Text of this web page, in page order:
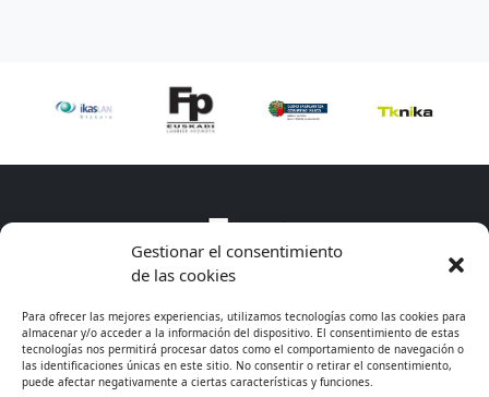
Gestionar el consentimiento
de las cookies
Para ofrecer las mejores experiencias, utilizamos tecnologías como las cookies para
almacenar y/o acceder a la información del dispositivo. El consentimiento de estas
tecnologías nos permitirá procesar datos como el comportamiento de navegación o
las identificaciones únicas en este sitio. No consentir o retirar el consentimiento,
puede afectar negativamente a ciertas características y funciones.